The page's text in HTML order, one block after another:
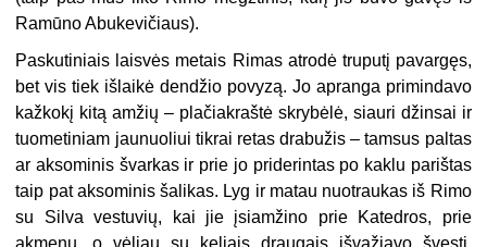
Ramūno Abukevičiaus).
Paskutiniais laisvės metais Rimas atrodė truputį pavargęs,
bet vis tiek išlaikė dendžio povyzą. Jo apranga primindavo
kažkokį kitą amžių – plačiakraštė skrybėlė, siauri džinsai ir
tuometiniam jaunuoliui tikrai retas drabužis – tamsus paltas
ar aksominis švarkas ir prie jo priderintas po kaklu parištas
taip pat aksominis šalikas. Lyg ir matau nuotraukas iš Rimo
su Silva vestuvių, kai jie įsiamžino prie Katedros, prie
akmenų, o vėliau su keliais draugais išvažiavo švęsti.